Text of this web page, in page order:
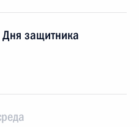
Дня защитника